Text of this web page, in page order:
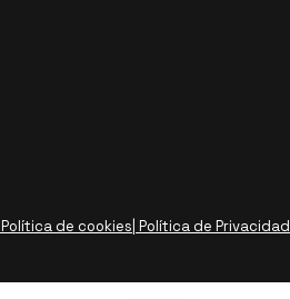
| Política de cookies | Política de Privacidad